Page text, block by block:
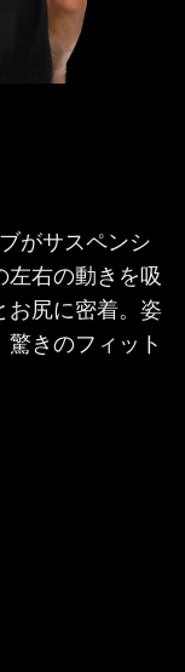
がサスペンシ
左右の動きを吸
お尻に密着。姿
きのフィット